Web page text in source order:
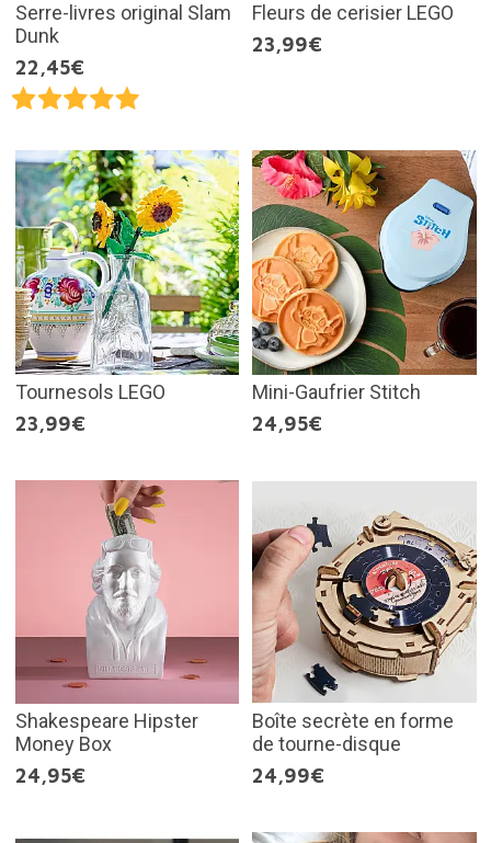
Serre-livres original Slam
Dunk
22,45€
Fleurs de cerisier LEGO
23,99€
Tournesols LEGO
23,99€
Mini-Gaufrier Stitch
24,95€
Shakespeare Hipster
Money Box
24,95€
Boîte secrète en forme
de tourne-disque
24,99€